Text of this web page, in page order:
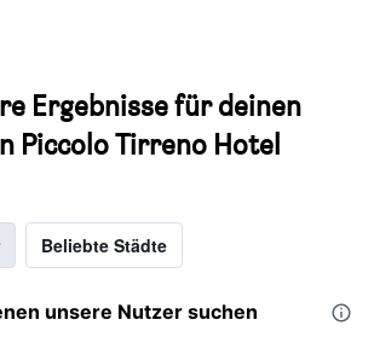
Ergebnisse für deinen
Piccolo Tirreno Hotel
Beliebte Städte
unsere Nutzer suchen